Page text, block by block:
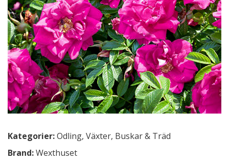
Kategorier:Odling, Växter, Buskar & Träd
Brand:Wexthuset